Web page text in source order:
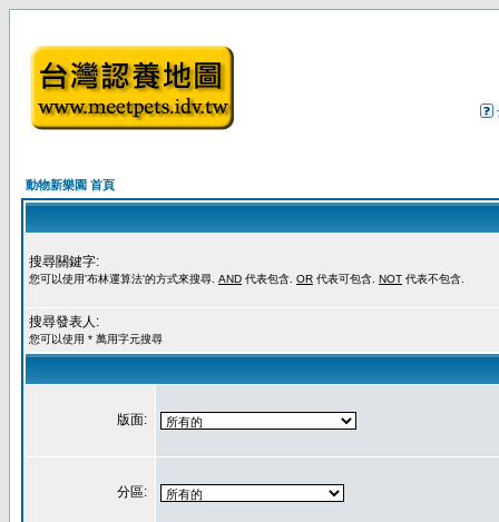
動物新樂園 首頁
搜尋關鍵字:
您可以使用'布林運算法'的方式來搜尋. AND 代表包含. OR 代表可包含. NOT 代表不包含.
搜尋發表人:
您可以使用 * 萬用字元搜尋
版面:
分區: